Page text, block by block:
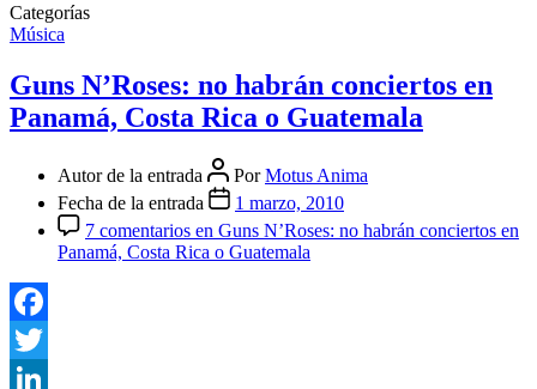
Categorías
Música
Guns N’Roses: no habrán conciertos en
Panamá, Costa Rica o Guatemala
Autor de la entrada PorMotus Anima
Fecha de la entrada
1 marzo, 2010
7 comentarios en Guns N’Roses: no habrán conciertos en
Panamá, Costa Rica o Guatemala
Facebook
Twitter